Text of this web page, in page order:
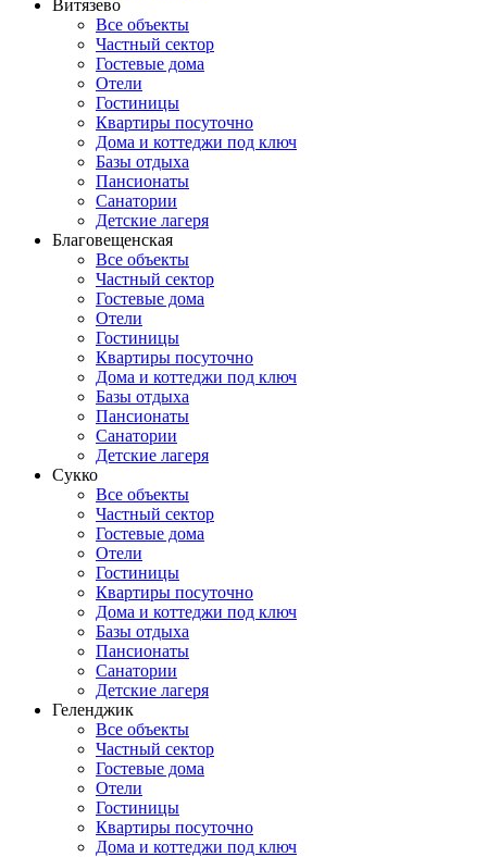
Витязево
Все объекты
Частный сектор
Гостевые дома
Отели
Гостиницы
Квартиры посуточно
Дома и коттеджи под ключ
Базы отдыха
Пансионаты
Санатории
Детские лагеря
Благовещенская
Все объекты
Частный сектор
Гостевые дома
Отели
Гостиницы
Квартиры посуточно
Дома и коттеджи под ключ
Базы отдыха
Пансионаты
Санатории
Детские лагеря
Сукко
Все объекты
Частный сектор
Гостевые дома
Отели
Гостиницы
Квартиры посуточно
Дома и коттеджи под ключ
Базы отдыха
Пансионаты
Санатории
Детские лагеря
Геленджик
Все объекты
Частный сектор
Гостевые дома
Отели
Гостиницы
Квартиры посуточно
Дома и коттеджи под ключ